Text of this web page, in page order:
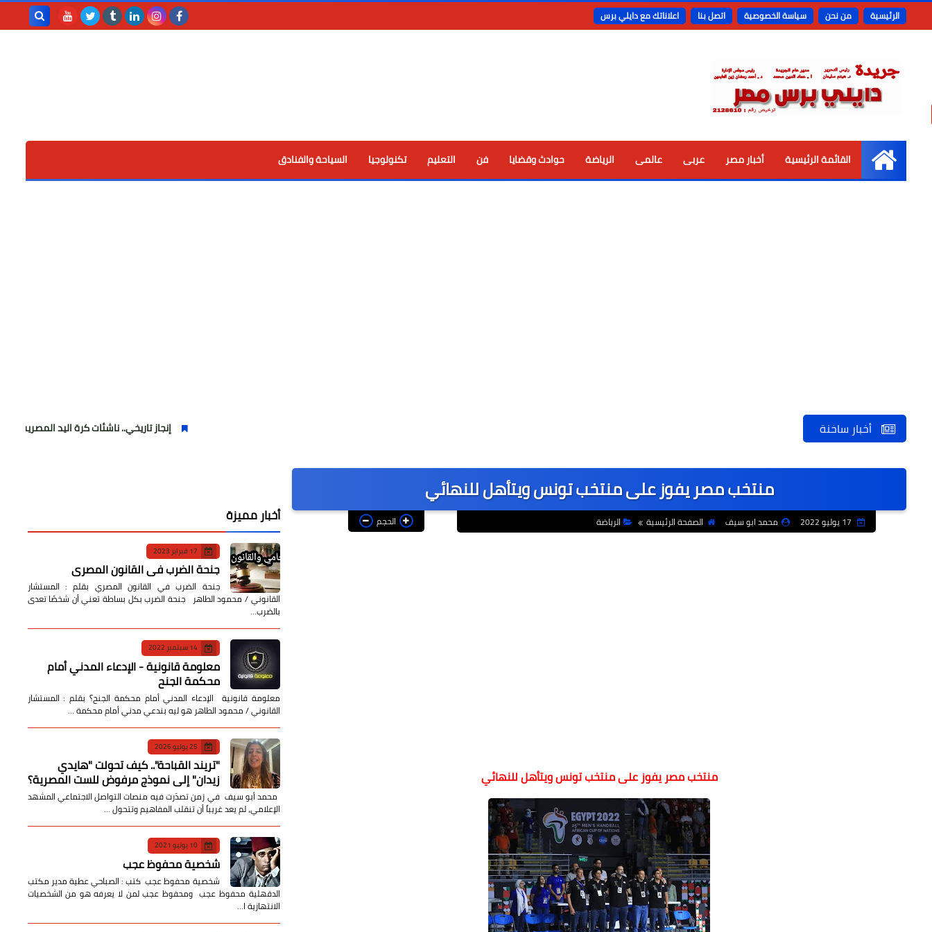
الرئيسية من نحن سياسة الخصوصية اتصل بنا اعلاناتك مع دايلي برس
الرئيسية
القائمة الرئيسية أخبار مصر عربى عالمى الرياضة حوادث وقضايا فن التعليم تكنولوجيا السياحة والفنادق
أخبار ساخنة إنجاز تاريخي.. ناشئات كرة اليد المصرية يكتبن التاريخ
منتخب مصر يفوز على منتخب تونس ويتأهل للنهائي
محمد ابو سيف الصفحة الرئيسية الرياضة الحجم
منتخب مصر يفوز على منتخب تونس ويتأهل للنهائي
أخبار مميزة
17 فبراير 2023
جنحة الضرب في القانون المصري
جنحة الضرب في القانون المصري بقلم : المستشار
القانوني / محمود الطاهر جنحة الضرب بكل بساطة تعني أن شخصًا تعدى
بالضرب…
14 سبتمبر 2022
معلومة قانونية - الإدعاء المدني أمام
محكمة الجنح
معلومة قانونية الإدعاء المدني أمام محكمة الجنح؟ بقلم : المستشار
القانوني / محمود الطاهر هو ليه بندعي مدني أمام محكمة …
25 يوليو 2026
​"تريند القباحة".. كيف تحولت "هايدي
زيدان" إلى نموذج مرفوض للست المصرية؟
​ محمد أبو سيف ​في زمن تصدّرت فيه منصات التواصل الاجتماعي المشهد
الإعلامي، لم يعد غريباً أن تنقلب المفاهيم وتتحول …
10 يونيو 2021
شخصية محفوظ عجب
شخصية محفوظ عجب كتب : الصباحي عطية مدير مكتب
الدقهلية محفوظ عجب ومحفوظ عجب لمن لا يعرفه هو من الشخصيات
الانتهازية ا…